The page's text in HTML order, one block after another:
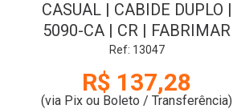
CASUAL | CABIDE DUPLO |
5090-CA | CR | FABRIMAR
Ref: 13047
R$ 137,28
(via Pix ou Boleto / Transferência)